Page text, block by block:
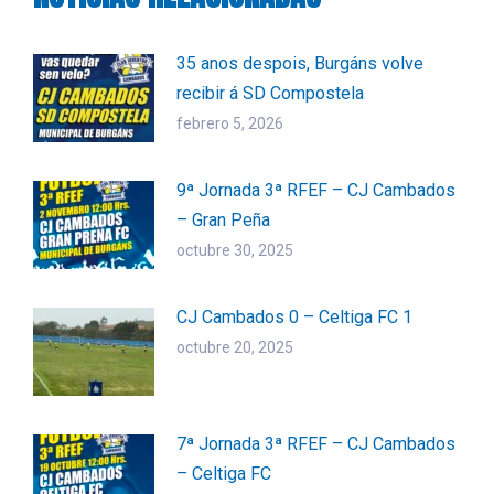
35 anos despois, Burgáns volve
recibir á SD Compostela
febrero 5, 2026
9ª Jornada 3ª RFEF – CJ Cambados
– Gran Peña
octubre 30, 2025
CJ Cambados 0 – Celtiga FC 1
octubre 20, 2025
7ª Jornada 3ª RFEF – CJ Cambados
– Celtiga FC